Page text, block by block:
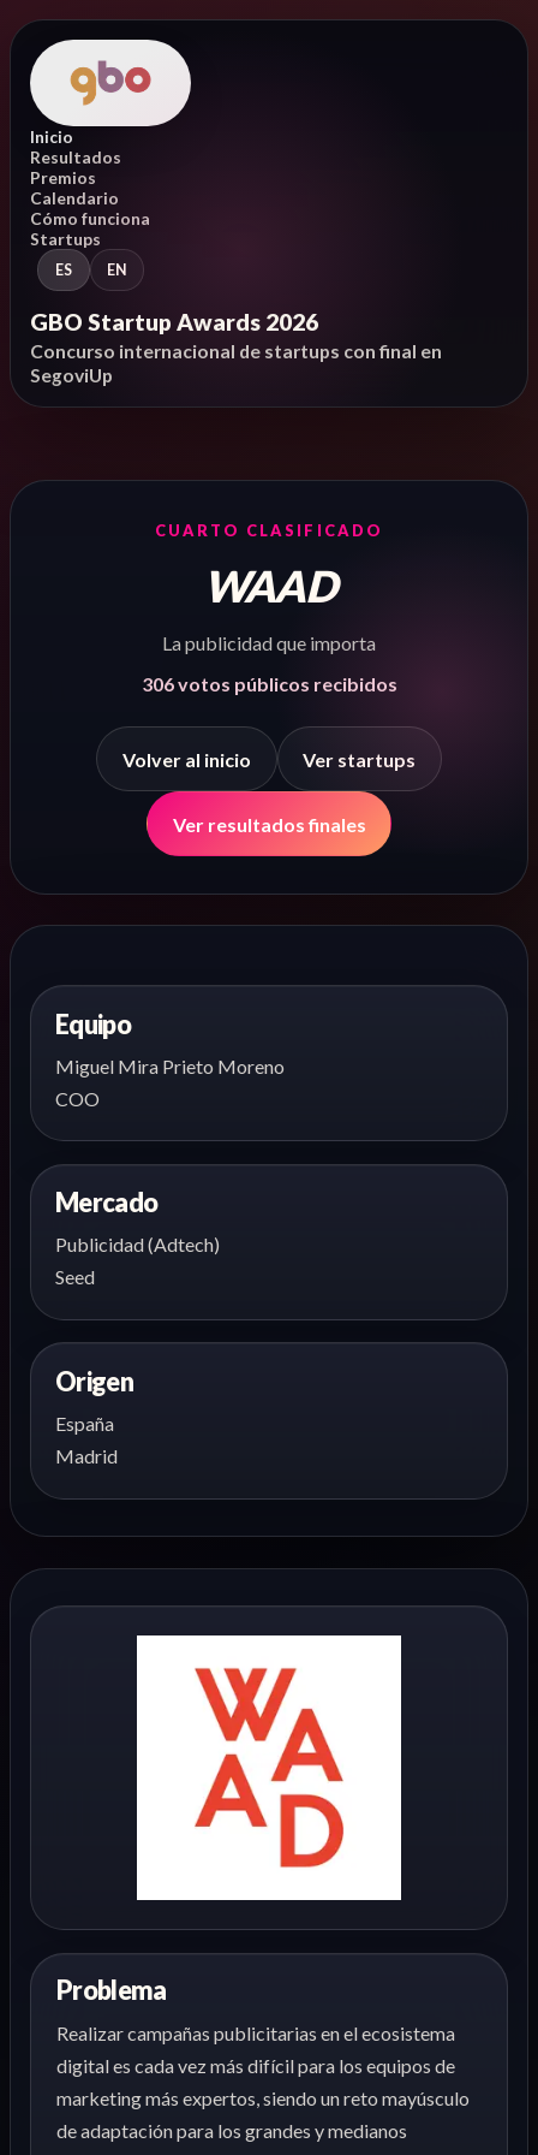
Inicio
Resultados
Premios
Calendario
Cómo funciona
Startups
ES EN
GBO Startup Awards 2026
Concurso internacional de startups con final en
SegoviUp
CUARTO CLASIFICADO
WAAD
La publicidad que importa
306votos públicos recibidos
Volver al inicio Ver startups
Ver resultados finales
Equipo
Miguel Mira Prieto Moreno
COO
Mercado
Publicidad (Adtech)
Seed
Origen
España
Madrid
Problema
Realizar campañas publicitarias en el ecosistema
digital es cada vez más difícil para los equipos de
marketing más expertos, siendo un reto mayúsculo
de adaptación para los grandes y medianos